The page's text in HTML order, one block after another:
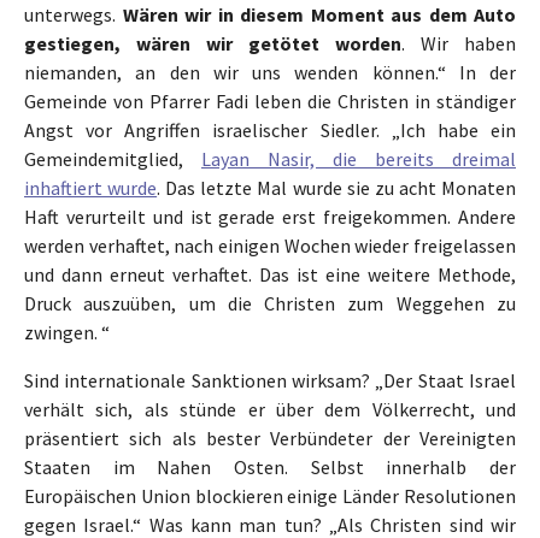
unterwegs. Wären wir in diesem Moment aus dem Auto
gestiegen, wären wir getötet worden. Wir haben
niemanden, an den wir uns wenden können.“ In der
Gemeinde von Pfarrer Fadi leben die Christen in ständiger
Angst vor Angriffen israelischer Siedler. „Ich habe ein
Gemeindemitglied, Layan Nasir, die bereits dreimal
inhaftiert wurde. Das letzte Mal wurde sie zu acht Monaten
Haft verurteilt und ist gerade erst freigekommen. Andere
werden verhaftet, nach einigen Wochen wieder freigelassen
und dann erneut verhaftet. Das ist eine weitere Methode,
Druck auszuüben, um die Christen zum Weggehen zu
zwingen. “
Sind internationale Sanktionen wirksam? „Der Staat Israel
verhält sich, als stünde er über dem Völkerrecht, und
präsentiert sich als bester Verbündeter der Vereinigten
Staaten im Nahen Osten. Selbst innerhalb der
Europäischen Union blockieren einige Länder Resolutionen
gegen Israel.“ Was kann man tun? „Als Christen sind wir